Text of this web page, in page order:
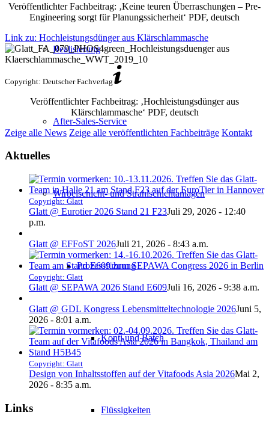
Realisierung
After-Sales-Service
Wirbelschicht- und Strahlschichtanlagen
Prozessführung
Konti und Batch
Flüssigkeiten
Veröffentlichter Fachbeitrag: ‚Keine teuren Überraschungen – Pre-
Engineering sorgt für Planungssicherheit‘ PDF, deutsch
Link zu: Hochleistungsdünger aus Klärschlammasche
Copyright: Deutscher Fachverlag
Veröffentlichter Fachbeitrag: ‚Hochleistungsdünger aus
Klärschlammasche‘ PDF, deutsch
Zeige alle News Zeige alle veröffentlichten Fachbeiträge Kontakt
Aktuelles
Copyright: Glatt
Glatt @ Eurotier 2026 Stand 21 F23Juli 29, 2026 - 12:40
p.m.
Glatt @ EFFoST 2026Juli 21, 2026 - 8:43 a.m.
Copyright: Glatt
Glatt @ SEPAWA 2026 Stand E609Juli 16, 2026 - 9:38 a.m.
Glatt @ GDL Kongress Lebensmitteltechnologie 2026Juni 5,
2026 - 8:01 a.m.
Copyright: Glatt
Design von Inhaltsstoffen auf der Vitafoods Asia 2026Mai 2,
2026 - 8:35 a.m.
Links